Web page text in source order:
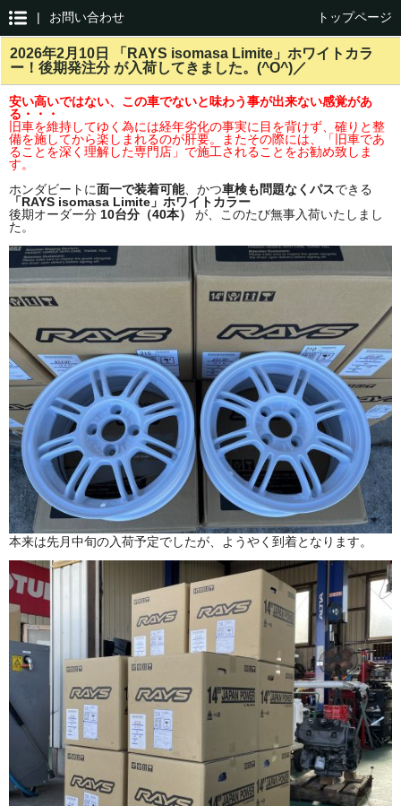
| お問い合わせ トップページ
2026年2月10日 「RAYS isomasa Limite」ホワイトカラ
ー！後期発注分 が入荷してきました。(^O^)／
安い高いではない、この車でないと味わう事が出来ない感覚があ
る・・・
旧車を維持してゆく為には経年劣化の事実に目を背けず、確りと整
備を施してから楽しまれるのが肝要。またその際には、「旧車であ
ることを深く理解した専門店」で施工されることをお勧め致しま
す。
ホンダビートに面一で装着可能、かつ車検も問題なくパスできる
「RAYS isomasa Limite」ホワイトカラー
後期オーダー分 10台分（40本）
が、このたび無事入荷いたしまし
た。
本来は先月中旬の入荷予定でしたが、ようやく到着となります。